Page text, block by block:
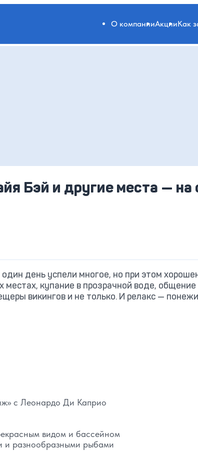
О компанииАкцииКак
Бэй и другие места — на
день успели многое, но при этом
местах, купание в прозрачной воде, общение
викингов и не только. И релакс —
с Леонардо Ди Каприо
видом и бассейном
и разнообразными рыбами